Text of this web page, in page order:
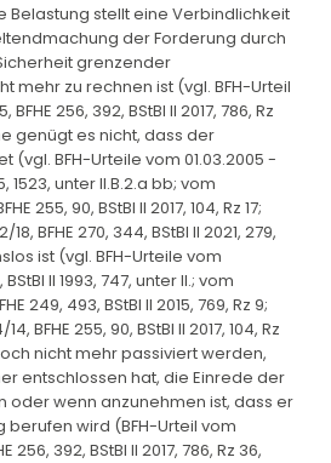
Belastung stellt eine Verbindlichkeit
der Forderung durch
grenzender
mehr zu rechnen ist (vgl. BFH-Urteil
BFHE 256, 392, BStBl II 2017, 786, Rz
genügt es nicht, dass der
(vgl. BFH-Urteile vom 01.03.2005 -
1523, unter II.B.2.a bb; vom
255, 90, BStBl II 2017, 104, Rz 17;
BFHE 270, 344, BStBl II 2021, 279,
ist (vgl. BFH-Urteile vom
II 1993, 747, unter II.; vom
249, 493, BStBl II 2015, 769, Rz 9;
BFHE 255, 90, BStBl II 2017, 104, Rz
nicht mehr passiviert werden,
entschlossen hat, die Einrede der
oder wenn anzunehmen ist, dass er
berufen wird (BFH-Urteil vom
256, 392, BStBl II 2017, 786, Rz 36,